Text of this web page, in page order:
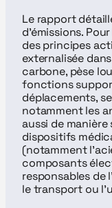
Le rapport
d’émissions.
des principes
externalisée
carbone, pèse
fonctions
déplacements,
notamment les
aussi de
dispositifs
(notamment
composants
responsables de
le transport ou